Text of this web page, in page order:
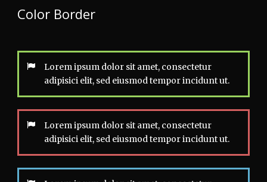
Color Border
Lorem ipsum dolor sit amet, consectetur
adipisici elit, sed eiusmod tempor incidunt ut.
Lorem ipsum dolor sit amet, consectetur
adipisici elit, sed eiusmod tempor incidunt ut.